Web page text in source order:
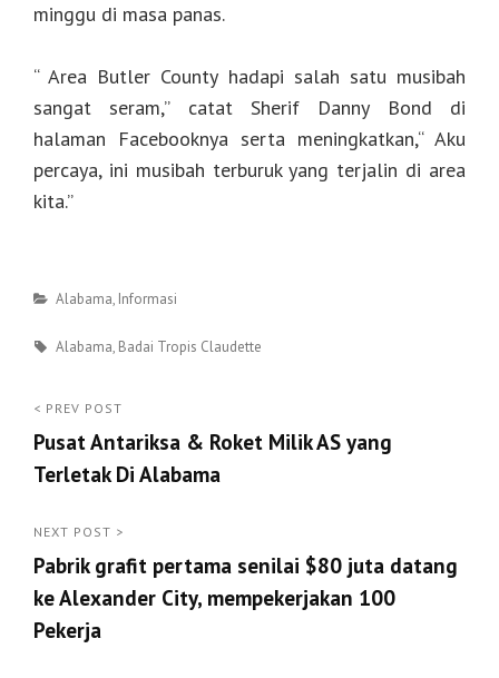
minggu di masa panas.
“ Area Butler County hadapi salah satu musibah
sangat seram,” catat Sherif Danny Bond di
halaman Facebooknya serta meningkatkan,“ Aku
percaya, ini musibah terburuk yang terjalin di area
kita.”
Categories
Alabama, Informasi
Tags
Alabama, Badai Tropis Claudette
Post
navigation
< PREV POST
Pusat Antariksa & Roket Milik AS yang
Terletak Di Alabama
Prev
Post
NEXT POST >
Pabrik grafit pertama senilai $80 juta datang
ke Alexander City, mempekerjakan 100
Pekerja